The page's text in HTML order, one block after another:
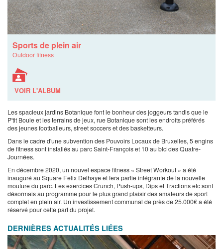
Sports de plein air
Outdoor fitness
VOIR L'ALBUM
Les spacieux jardins Botanique font le bonheur des joggeurs tandis que le
P'tit Boule et les terrains de jeux, rue Botanique sont les endroits préférés
des jeunes footballeurs, street soccers et des basketteurs.
Dans le cadre d'une subvention des Pouvoirs Locaux de Bruxelles, 5 engins
de fitness sont installés au parc Saint-François et 10 au bld des Quatre-
Journées.
En décembre 2020, un nouvel espace fitness « Street Workout » a été
inauguré au Square Felix Delhaye et fera partie intégrante de la nouvelle
mouture du parc. Les exercices Crunch, Push-ups, Dips et Tractions etc sont
désormais au programme pour le plus grand plaisir des amateurs de sport
complet en plein air. Un investissement communal de près de 25.000€ a été
réservé pour cette part du projet.
DERNIÈRES ACTUALITÉS LIÉES